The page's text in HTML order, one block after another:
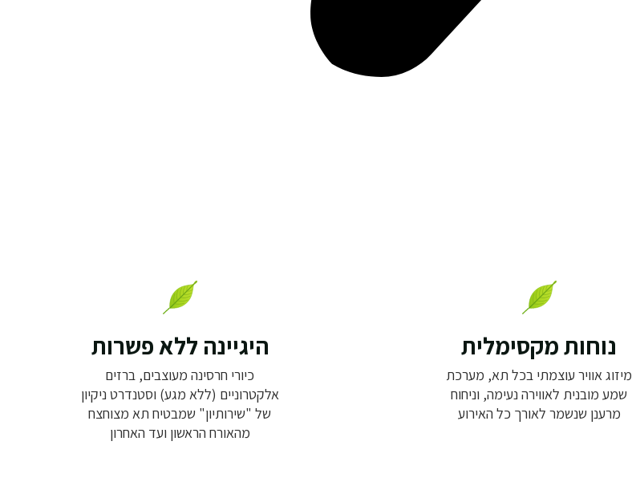
נוחות מקסימלית
מיזוג אוויר עוצמתי בכל תא, מערכת
שמע מובנית לאווירה נעימה, וניחוח
מרענן שנשמר לאורך כל האירוע
היגיינה ללא פשרות
כיורי חרסינה מעוצבים, ברזים
אלקטרוניים (ללא מגע) וסטנדרט ניקיון
של "שירותיון" שמבטיח תא מצוחצח
מהאורח הראשון ועד האחרון